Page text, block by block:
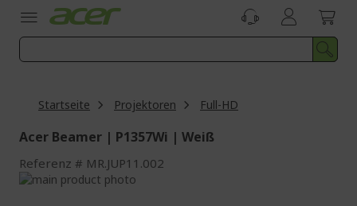
Startseite Projektoren Full-HD
Acer Beamer | P1357Wi | Weiß
Referenz MR.JUP11.002
Zum